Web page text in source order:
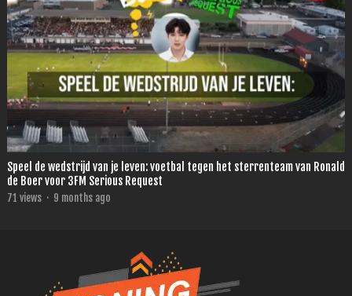
Speel de wedstrijd van je leven: voetbal tegen het sterrenteam van Ronald
de Boer voor 3FM Serious Request
71 views · 9 months ago